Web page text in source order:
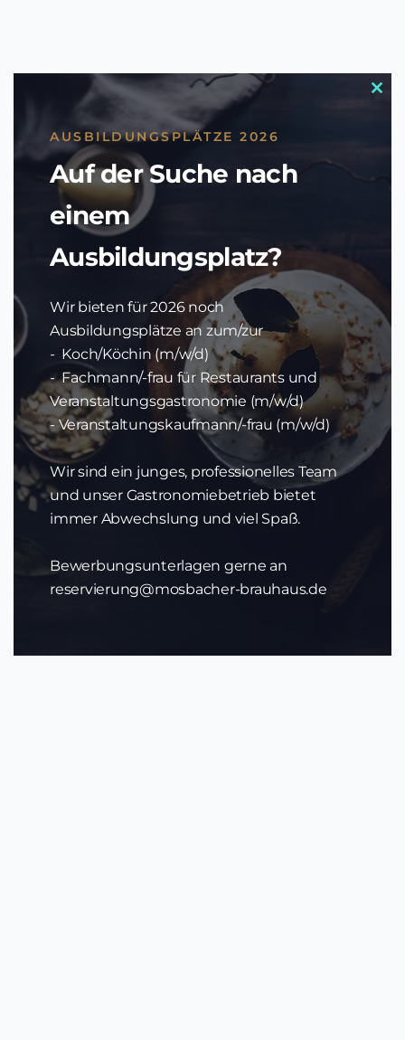
AUSBILDUNGSPLÄTZE 2026
Auf der Suche nach
einem
Ausbildungsplatz?
Wir bieten für 2026 noch
Ausbildungsplätze an zum/zur
- Koch/Köchin (m/w/d)
- Fachmann/-frau für Restaurants und
Veranstaltungsgastronomie (m/w/d)
- Veranstaltungskaufmann/-frau (m/w/d)
Wir sind ein junges, professionelles Team
und unser Gastronomiebetrieb bietet
immer Abwechslung und viel Spaß.
Bewerbungsunterlagen gerne an
reservierung@mosbacher-brauhaus.de